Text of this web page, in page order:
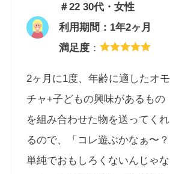
＃22 30代・女性
利用期間：1年2ヶ月
満足度：
2ヶ月に1度、年齢に適したオモ
チャ+子どもの興味があるもの
を組み合わせた物を送ってくれ
るので、「コレ遊ぶかなぁ〜？
単純でおもしろくないんじゃな